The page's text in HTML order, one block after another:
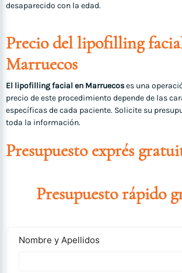
desaparecido con la edad.
Precio del lipofilling
Marruecos
El lipofilling facial en Marruecoses una
precio de este procedimiento depende de las
específicas de cada paciente. Solicite su
toda la información.
Presupuesto exprés
Presupuesto rápido